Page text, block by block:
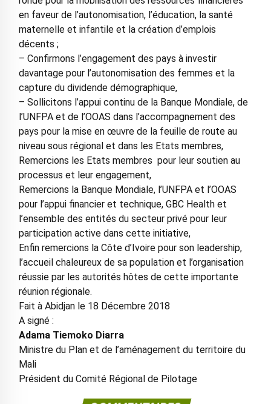
en faveur de l’autonomisation, l’éducation, la santé
maternelle et infantile et la création d’emplois
décents ;
– Confirmons l’engagement des pays à investir
davantage pour l’autonomisation des femmes et la
capture du dividende démographique,
– Sollicitons l’appui continu de la Banque Mondiale, de
l’UNFPA et de l’OOAS dans l’accompagnement des
pays pour la mise en œuvre de la feuille de route au
niveau sous régional et dans les Etats membres,
Remercions les Etats membres pour leur soutien au
processus et leur engagement,
Remercions la Banque Mondiale, l’UNFPA et l’OOAS
pour l’appui financier et technique, GBC Health et
l’ensemble des entités du secteur privé pour leur
participation active dans cette initiative,
Enfin remercions la Côte d’Ivoire pour son leadership,
l’accueil chaleureux de sa population et l’organisation
réussie par les autorités hôtes de cette importante
réunion régionale.
Fait à Abidjan le 18 Décembre 2018
A signé :
Adama Tiemoko Diarra
Ministre du Plan et de l’aménagement du territoire du
Mali
Président du Comité Régional de Pilotage